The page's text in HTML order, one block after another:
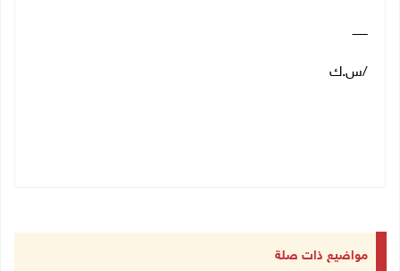
ــــــــ
/س.ك
مواضيع ذات صلة